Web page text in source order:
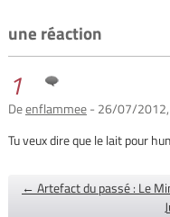
une réaction
1
Deenflammee- 26/07/2012,
Tu veux dire que le lait pour
← Artefact du passé : Le